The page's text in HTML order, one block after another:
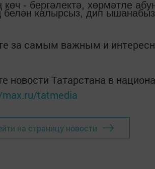
көч - бер­гә­лек­тә, хөр­мәт­ле
бе­лән ка­лыр­сыз, дип
за самым важным и
новости Татарстана в
tatmedia
на страницу новости